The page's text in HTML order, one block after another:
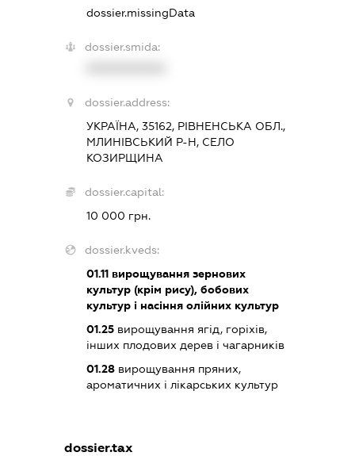
dossier.missingData
dossier.smida:
dossier.address:
УКРАЇНА, 35162, РІВНЕНСЬКА ОБЛ.,
МЛИНІВСЬКИЙ Р-Н, СЕЛО
КОЗИРЩИНА
dossier.capital:
10 000 грн.
dossier.kveds:
01.11 вирощування зернових
культур (крім рису), бобових
культур і насіння олійних культур
01.25 вирощування ягід, горіхів,
інших плодових дерев і чагарників
01.28 вирощування пряних,
ароматичних і лікарських культур
dossier.tax